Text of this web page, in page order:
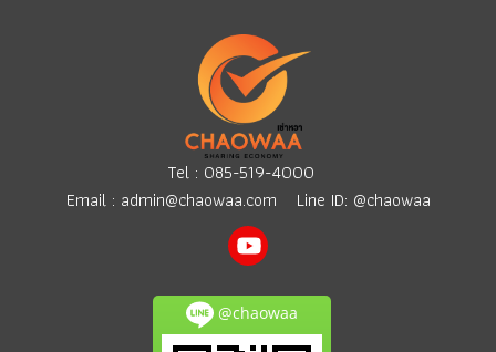
Tel : 085-519-4000
Email : admin@chaowaa.com Line ID: @chaowaa
@chaowaa